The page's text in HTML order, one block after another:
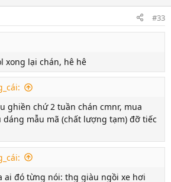
#33
xong lại chán, hê hê
ghiền chứ 2 tuần chán cmnr, mua
dáng mẫu mã (chất lượng tạm) đỡ tiếc
ai đó từng nói: thg giàu ngồi xe hơi